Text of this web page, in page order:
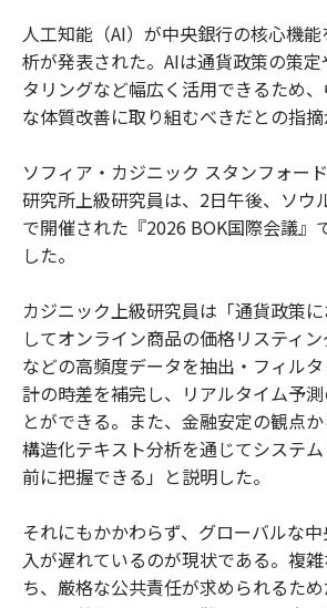
人工知能（AI）が中央銀行の核心機
析が発表された。AIは通貨政策の策
タリングなど幅広く活用できるため
な体質改善に取り組むべきだとの指摘
ソフィア・カジニック スタンフォー
研究所上級研究員は、2日午後、ソウ
で開催された『2026 BOK国際会議』
した。
カジニック上級研究員は「通貨政策
してオンライン商品の価格リスティ
などの高頻度データを抽出・フィル
計の時差を補完し、リアルタイム予
とができる。また、金融安定の観点
構造化テキスト分析を通じてシステ
前に把握できる」と説明した。
それにもかかわらず、グローバルな
入が遅れているのが現状である。複
ち、厳格な公共責任が求められるた